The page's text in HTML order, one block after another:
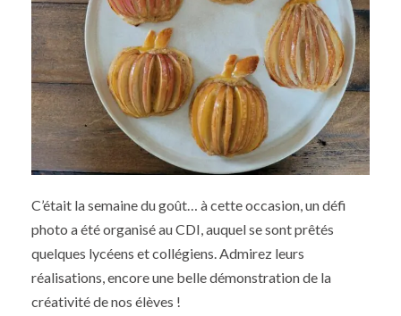
C’était la semaine du goût… à cette occasion, un défi
photo a été organisé au CDI, auquel se sont prêtés
quelques lycéens et collégiens. Admirez leurs
réalisations, encore une belle démonstration de la
créativité de nos élèves !